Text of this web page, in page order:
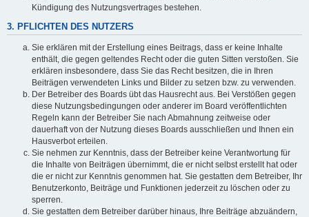
Kündigung des Nutzungsvertrages bestehen.
3. PFLICHTEN DES NUTZERS
Sie erklären mit der Erstellung eines Beitrags, dass er keine Inhalte
enthält, die gegen geltendes Recht oder die guten Sitten verstoßen. Sie
erklären insbesondere, dass Sie das Recht besitzen, die in Ihren
Beiträgen verwendeten Links und Bilder zu setzen bzw. zu verwenden.
Der Betreiber des Boards übt das Hausrecht aus. Bei Verstößen gegen
diese Nutzungsbedingungen oder anderer im Board veröffentlichten
Regeln kann der Betreiber Sie nach Abmahnung zeitweise oder
dauerhaft von der Nutzung dieses Boards ausschließen und Ihnen ein
Hausverbot erteilen.
Sie nehmen zur Kenntnis, dass der Betreiber keine Verantwortung für
die Inhalte von Beiträgen übernimmt, die er nicht selbst erstellt hat oder
die er nicht zur Kenntnis genommen hat. Sie gestatten dem Betreiber, Ihr
Benutzerkonto, Beiträge und Funktionen jederzeit zu löschen oder zu
sperren.
Sie gestatten dem Betreiber darüber hinaus, Ihre Beiträge abzuändern,